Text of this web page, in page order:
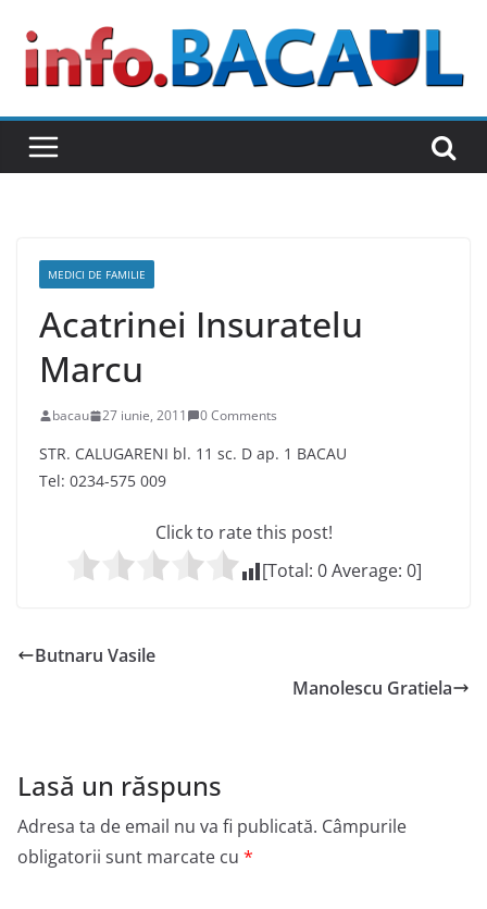
content
MEDICI DE FAMILIE
Acatrinei Insuratelu
Marcu
bacau 27 iunie, 2011 0 Comments
STR. CALUGARENI bl. 11 sc. D ap. 1 BACAU
Tel: 0234-575 009
Click to rate this post!
[Total: 0Average: 0]
Butnaru Vasile
Manolescu Gratiela
Lasă un răspuns
Adresa ta de email nu va fi publicată. Câmpurile
obligatorii sunt marcate cu *